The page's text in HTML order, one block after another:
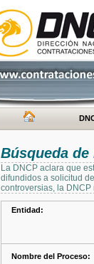
Búsqueda de
La DNCP aclara que
difundidos a solicitud
controversias, la
Entidad:
Nombre del Proceso: